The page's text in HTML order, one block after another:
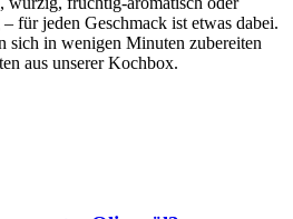
für jeden Geschmack ist etwas dabei.
sich in wenigen Minuten zubereiten
aus unserer Kochbox.